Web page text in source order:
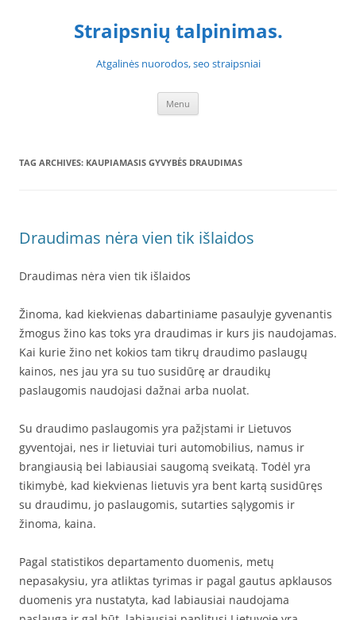
Straipsnių talpinimas.
Atgalinės nuorodos, seo straipsniai
Menu
TAG ARCHIVES: KAUPIAMASIS GYVYBĖS DRAUDIMAS
Draudimas nėra vien tik išlaidos
Draudimas nėra vien tik išlaidos
Žinoma, kad kiekvienas dabartiniame pasaulyje gyvenantis
žmogus žino kas toks yra draudimas ir kurs jis naudojamas.
Kai kurie žino net kokios tam tikrų draudimo paslaugų
kainos, nes jau yra su tuo susidūrę ar draudikų
paslaugomis naudojasi dažnai arba nuolat.
Su draudimo paslaugomis yra pažįstami ir Lietuvos
gyventojai, nes ir lietuviai turi automobilius, namus ir
brangiausią bei labiausiai saugomą sveikatą. Todėl yra
tikimybė, kad kiekvienas lietuvis yra bent kartą susidūręs
su draudimu, jo paslaugomis, sutarties sąlygomis ir
žinoma, kaina.
Pagal statistikos departamento duomenis, metų
nepasakysiu, yra atliktas tyrimas ir pagal gautus apklausos
duomenis yra nustatyta, kad labiausiai naudojama